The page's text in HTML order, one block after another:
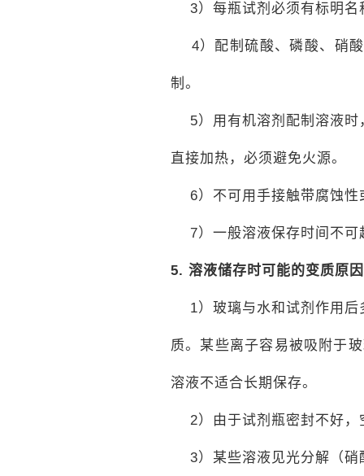
3）每瓶试剂必须有标明名
4）配制硫酸、磷酸、硝酸
制。
5）用有机溶剂配制溶液时
直接加热，必须避免火源。
6）不可用手接触带腐蚀性
7）一般溶液保存时间不可
5. 溶液储存时可能的变质原因
1）玻璃与水和试剂作用后
质。某些离子容易被吸附于
溶液不适合长期保存。
2）由于试剂瓶密封不好，
3）某些溶液见光分解（硝